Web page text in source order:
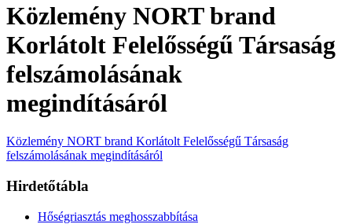
Közlemény NORT brand
Korlátolt Felelősségű Társaság
felszámolásának
megindításáról
Közlemény NORT brand Korlátolt Felelősségű Társaság
felszámolásának megindításáról
Hirdetőtábla
Hőségriasztás meghosszabbítása